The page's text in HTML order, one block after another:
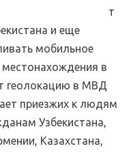
т
и еще
мобильное
в
геолокацию в МВД
приезжих к людям
Узбекистана,
Казахстана,